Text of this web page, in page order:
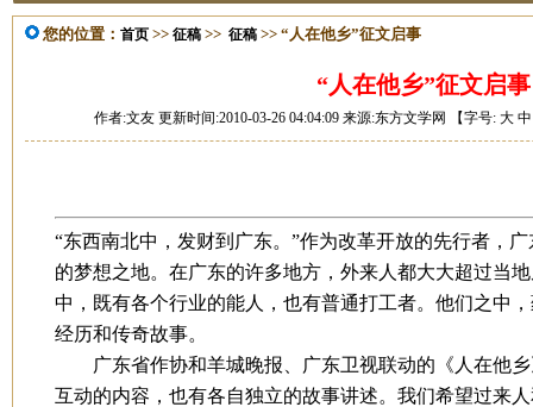
您的位置： 首页 >> 征稿 >> 征稿 >> “人在他乡”征文启事
“人在他乡”征文启事
作者:文友 更新时间:2010-03-26 04:04:09 来源:东方文学网 【字号: 大 中
“东西南北中，发财到广东。”作为改革开放的先行者，
的梦想之地。在广东的许多地方，外来人都大大超过当
中，既有各个行业的能人，也有普通打工者。他们之中
经历和传奇故事。
广东省作协和羊城晚报、广东卫视联动的《人在他乡
互动的内容，也有各自独立的故事讲述。我们希望过来